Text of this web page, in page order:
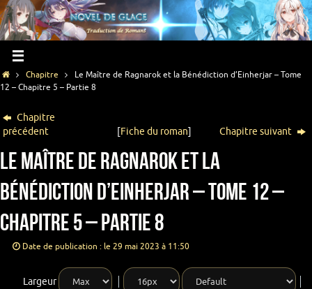
Chapitre
Le Maître de Ragnarok et la Bénédiction d’Einherjar – Tome
12 – Chapitre 5 – Partie 8
Chapitre
précédent
[Fiche du roman] Chapitre suivant
Le Maître de Ragnarok et la
Bénédiction d’Einherjar – Tome 12 –
Chapitre 5 – Partie 8
Date de publication : le 29 mai 2023 à 11:50
Largeur